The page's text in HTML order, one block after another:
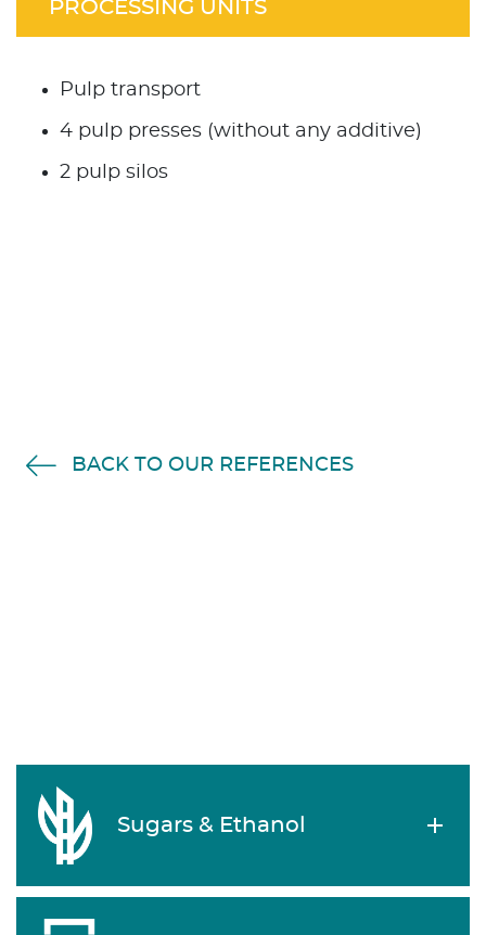
PROCESSING UNITS
Pulp transport
4 pulp presses (without any additive)
2 pulp silos
BACK TO OUR REFERENCES
Sugars & Ethanol